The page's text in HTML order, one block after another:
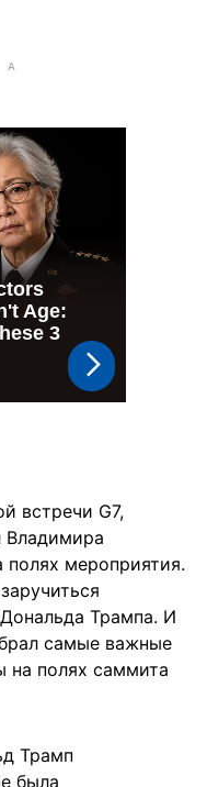
встречи G7,
Владимира
полях мероприятия.
Трампа. И
самые важные
на полях саммита
Трамп
была